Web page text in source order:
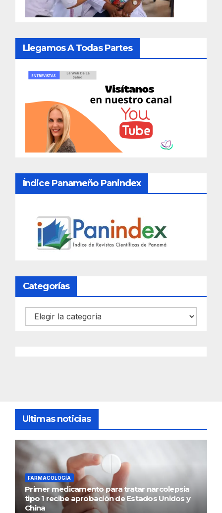
Llegamos A Todas Partes
Índice Panameño Panindex
Categorías
Categorías
Ultimas noticias
FARMACOLOGÍA
Primer medicamento para tratar narcolepsia
tipo 1 recibe aprobación de Estados Unidos y
China